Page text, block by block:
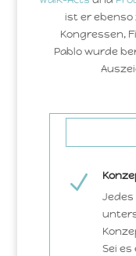
ist er ebenso
Kongressen,
Pablo wurde
N
Sei es